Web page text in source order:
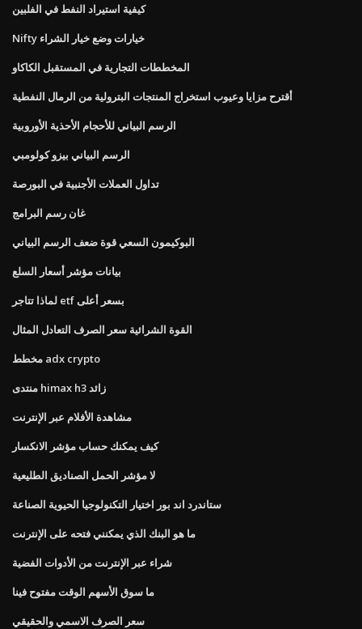
كيفية استيراد النفط في الفلبين
Nifty خيارات وضع خيار الشراء
المخططات التجارية في المستقبل الكاكاو
أقترح مزايا وعيوب استخراج المنتجات البترولية من الرمال النفطية
الرسم البياني للأحجام الأحذية الأوروبية
الرسم البياني بيزو كولومبي
تداول العملات الأجنبية في البورصة
غان رسم البرامج
البوكيمون السعي قوة ضعف الرسم البياني
بيانات مؤشر أسعار السلع
لماذا تتاجر etf بسعر أعلى
القوة الشرائية سعر الصرف التعادل المثال
مخطط adx crypto
منتدى himax h3 زائد
مشاهدة الأفلام عبر الإنترنت
كيف يمكنك حساب مؤشر الانكسار
لا مؤشر الحمل الصناديق الطليعية
ستاندرد اند بور اختيار التكنولوجيا الحيوية الصناعة
ما هو البنك الذي يمكنني فتحه على الإنترنت
شراء عبر الإنترنت من الأدوات الفضية
ما سوق الأسهم الوقت مفتوح فينا
سعر الصرف الاسمي والحقيقي